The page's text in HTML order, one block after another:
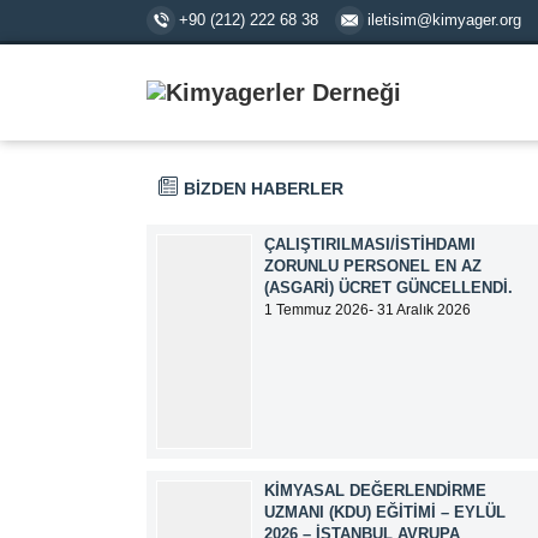
+90 (212) 222 68 38 iletisim@kimyager.org
BİZDEN HABERLER
ÇALIŞTIRILMASI/İSTIHDAMI
ZORUNLU PERSONEL EN AZ
(ASGARI) ÜCRET GÜNCELLENDI.
1 Temmuz 2026- 31 Aralık 2026
KIMYASAL DEĞERLENDIRME
UZMANI (KDU) EĞITIMI – EYLÜL
2026 – İSTANBUL AVRUPA